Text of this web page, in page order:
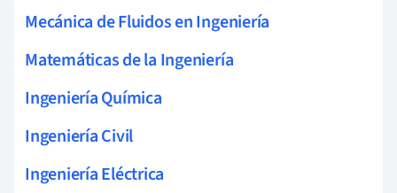
Mecánica de Fluidos en Ingeniería
Matemáticas de la Ingeniería
Ingeniería Química
Ingeniería Civil
Ingeniería Eléctrica